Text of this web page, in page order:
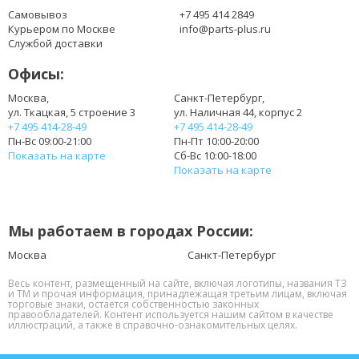
BA59-03217A
BT156GW01
BT156GW01 V.2
BT156GW01 V.3
BT156GW01 V.4
BT156GW01 V.6
BT156GW01 V.A
CLAA156WA11A
CLAA156WB11
CLAA156WB11S
CLAA156WB13
CLAA156WB13A
Самовывоз
Курьером по Москве
Службой доставки
+7 495 414 2849
info@parts-plus.ru
Офисы:
Москва,
ул. Ткацкая, 5 строение 3
+7 495 414-28-49
Пн-Вс 09:00-21:00
Показать на карте
Санкт-Петербург,
ул. Наличная 44, корпус 2
+7 495 414-28-49
Пн-Пт 10:00-20:00
Сб-Вс 10:00-18:00
Показать на карте
Мы работаем в городах России:
Москва Санкт-Петербург
Весь контент, размещенный на сайте, включая логотипы, названия ТЗ
и ТМ и прочая информация, принадлежащая третьим лицам, включая
торговые знаки, остается собственностью законных
правообладателей. Контент используется нашим сайтом в качестве
иллюстраций, а также в справочно-ознакомительных целях.